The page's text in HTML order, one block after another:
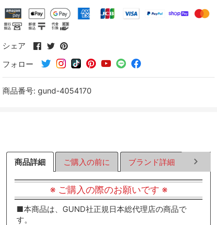
シェア
Facebook
シ
ェ
す
Twitter
シ
ェ
ア
Pinterest
シ
ェ
ア
す
フォロー
商品番号: gund-4054170
商品詳細 ご購入の前に ブランド詳細 ラッ
※ ご購入の際のお願いです ※
■本商品は、GUND社正規日本総代理店の商品で
す。